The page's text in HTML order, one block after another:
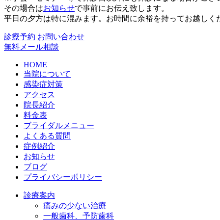
その場合はお知らせで事前にお伝え致します。
平日の夕方は特に混みます。お時間に余裕を持ってお越しく
診療予約 お問い合わせ
無料メール相談
HOME
当院について
感染症対策
アクセス
院長紹介
料金表
ブライダルメニュー
よくある質問
症例紹介
お知らせ
ブログ
プライバシーポリシー
診療案内
痛みの少ない治療
一般歯科、予防歯科